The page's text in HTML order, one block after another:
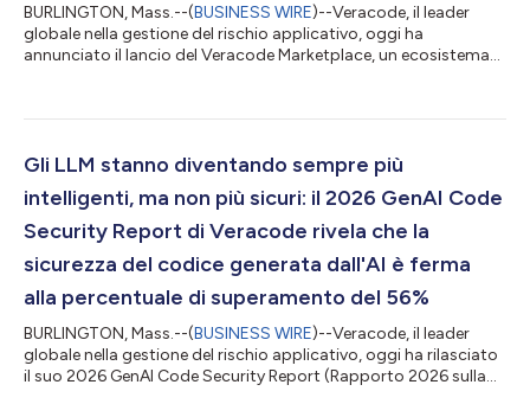
BURLINGTON, Mass.--(BUSINESS WIRE)--Veracode, il leader
globale nella gestione del rischio applicativo, oggi ha
annunciato il lancio del Veracode Marketplace, un ecosistema
terze parti come un'estensione della piattaforma Veracode. Il
partner, offrendo analisi e verifica contestuali native per l'AI ai
Gli LLM stanno diventando sempre più
intelligenti, ma non più sicuri: il 2026 GenAI Code
Security Report di Veracode rivela che la
sicurezza del codice generata dall'AI è ferma
alla percentuale di superamento del 56%
BURLINGTON, Mass.--(BUSINESS WIRE)--Veracode, il leader
globale nella gestione del rischio applicativo, oggi ha rilasciato
il suo 2026 GenAI Code Security Report (Rapporto 2026 sulla